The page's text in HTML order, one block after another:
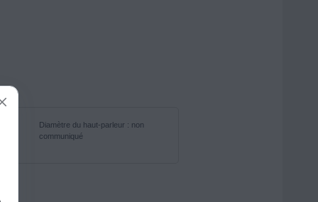
Diamètre du haut-parleur : non
communiqué